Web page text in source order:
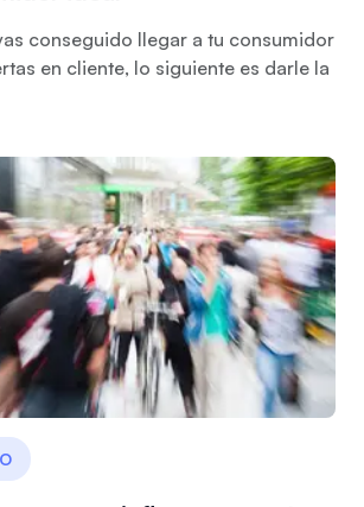
conseguido llegar a tu consumidor
en cliente, lo siguiente es darle la